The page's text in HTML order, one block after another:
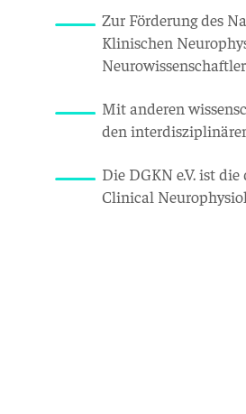
Zur Förderung des
Klinischen
Mit anderen
den
Die DGKN e.V. ist
Clinical